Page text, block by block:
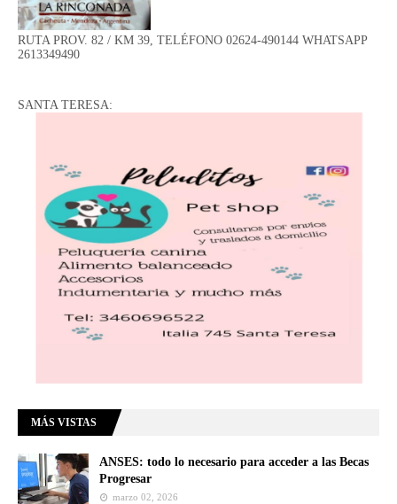
RUTA PROV. 82 / KM 39, TELÉFONO 02624-490144 WHATSAPP
2613349490
SANTA TERESA:
MÁS VISTAS
ANSES: todo lo necesario para acceder a las Becas
Progresar
marzo 02, 2026